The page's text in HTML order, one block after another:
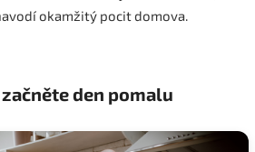
okamžitý pocit domova.
den pomalu